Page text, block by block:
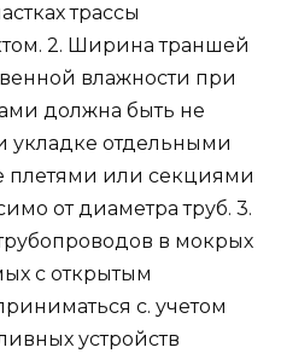
трассы
2. Ширина траншей
влажности при
должна быть не
укладке отдельными
плетями или секциями
от диаметра труб. 3.
в мокрых
с открытым
с. учетом
устройств